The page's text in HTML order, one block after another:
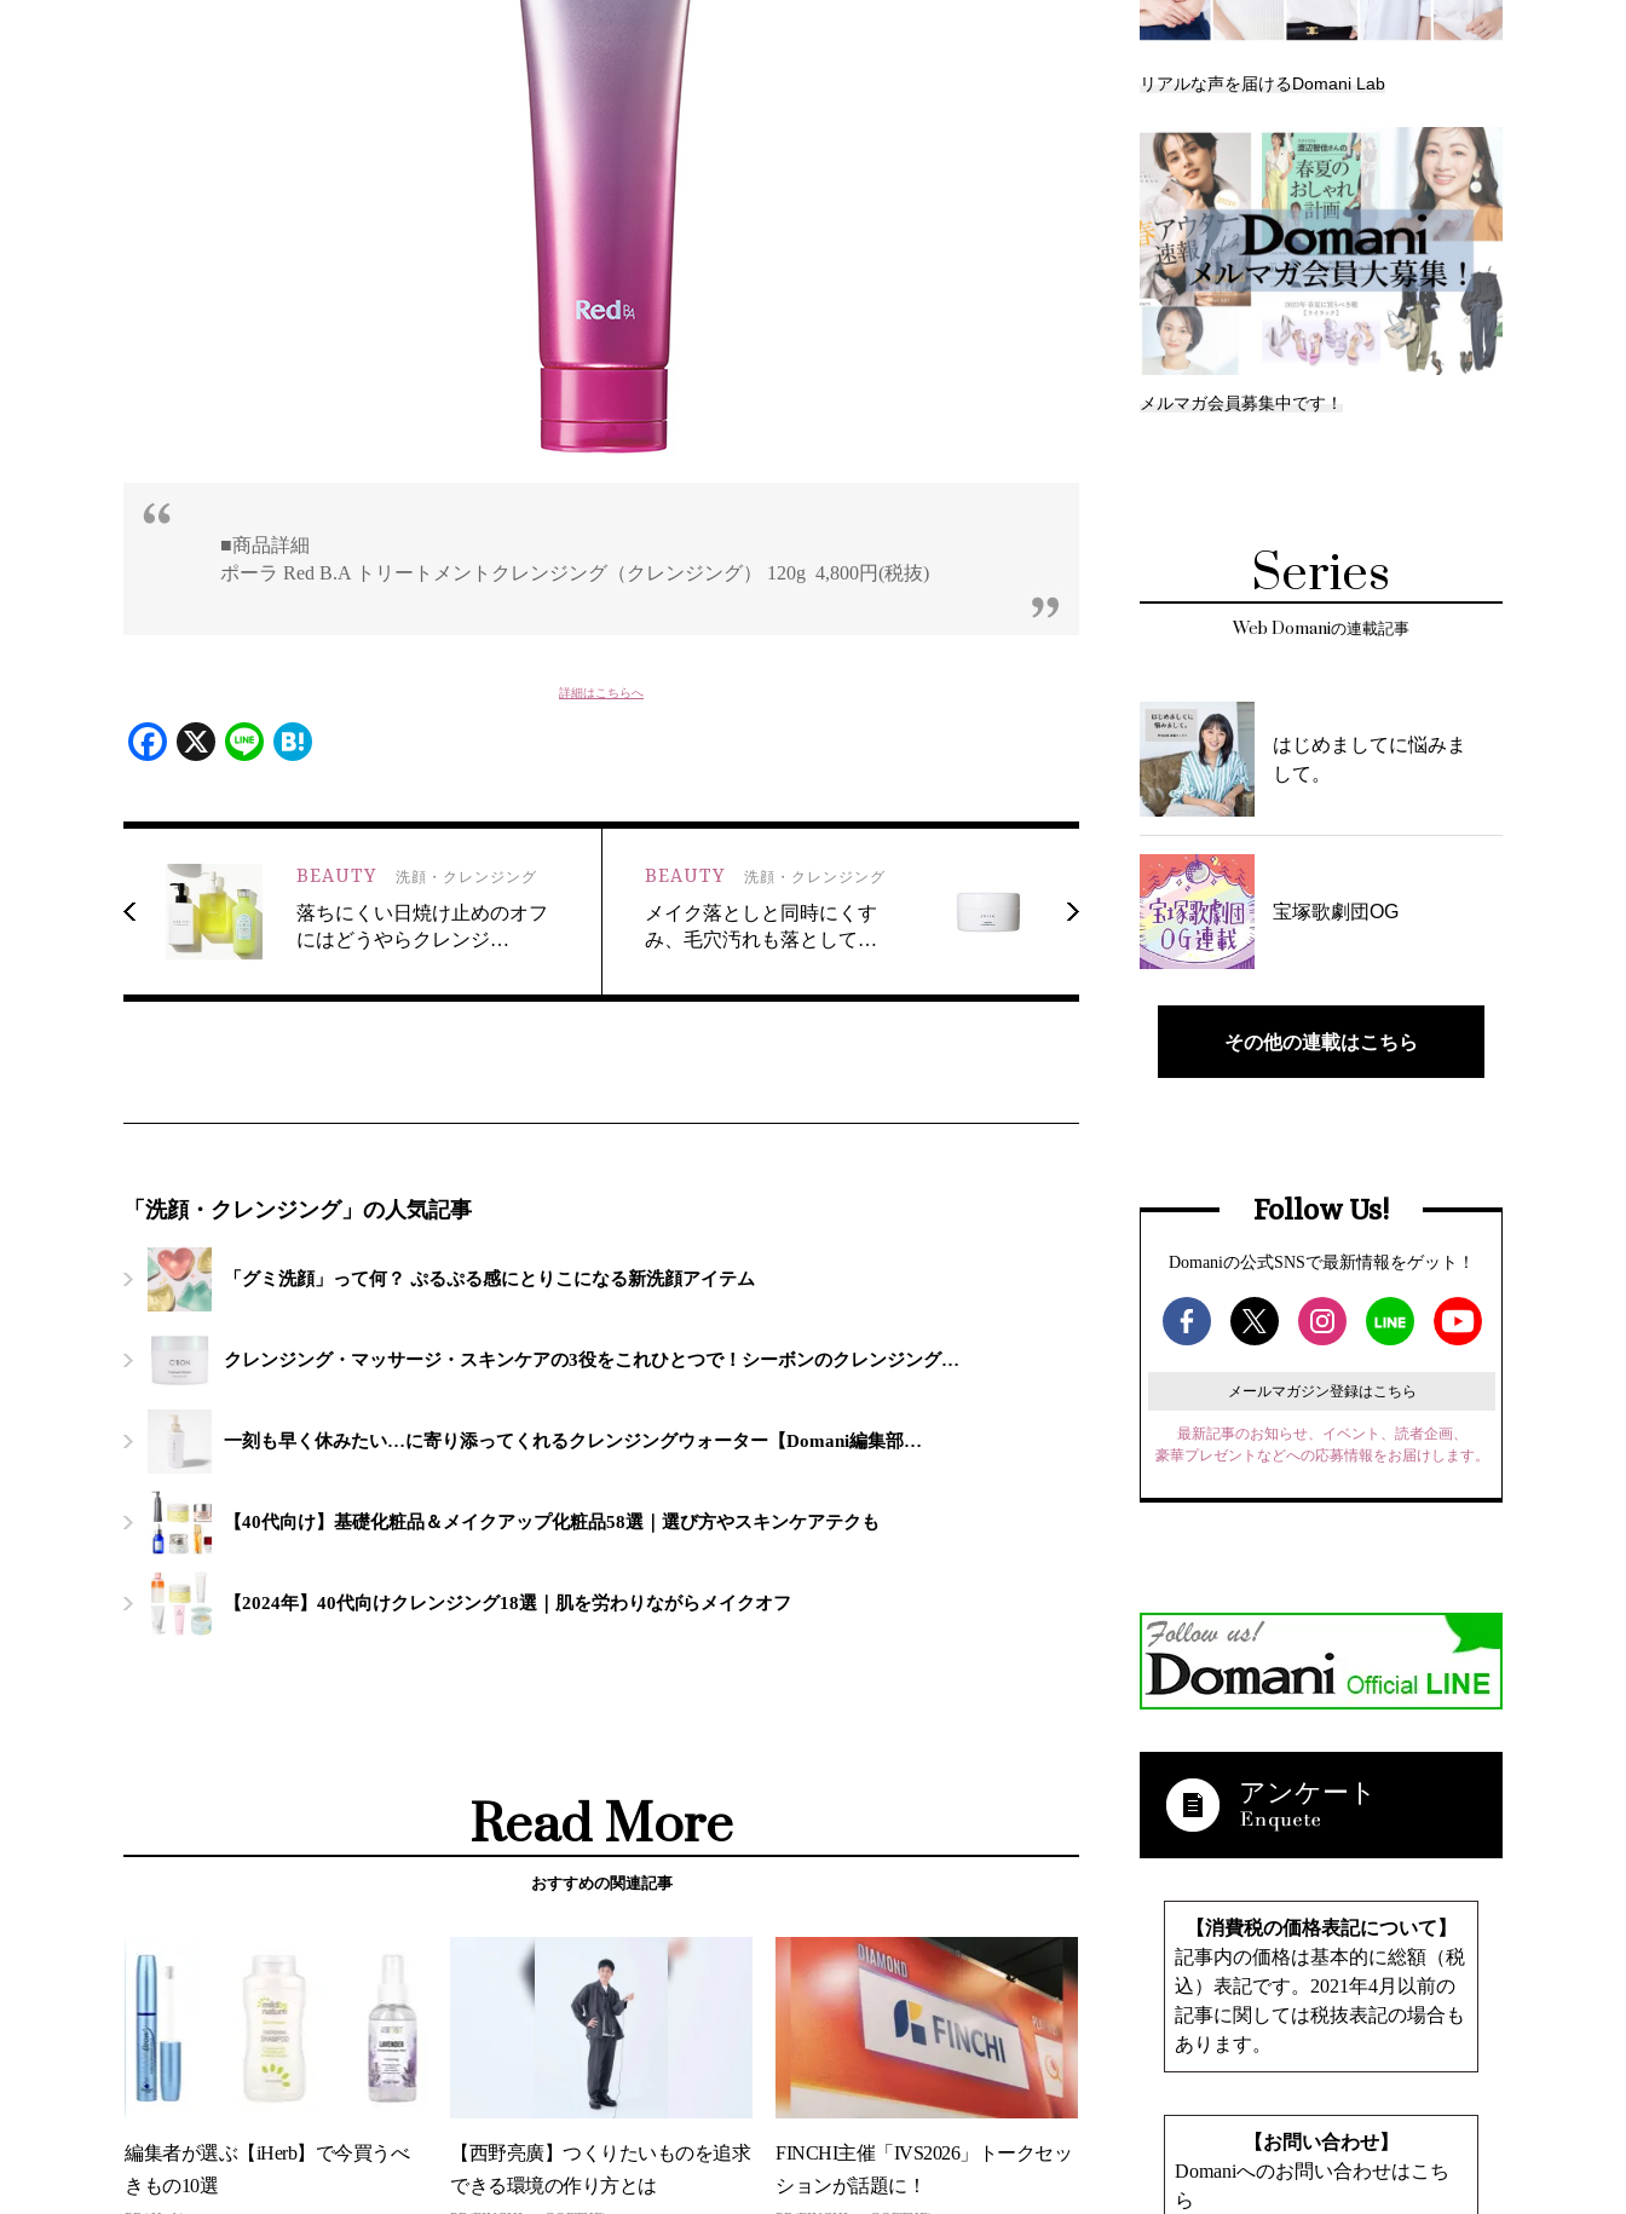
■商品詳細
ポーラ Red B.A トリートメントクレンジング（クレンジング） 120g 4,800円(税抜)
詳細はこちらへ
Facebook
X Line
BEAUTY 洗顔・クレンジング
落ちにくい日焼け止めのオフ
にはどうやらクレンジ…
BEAUTY 洗顔・クレンジング
メイク落としと同時にくす
み、毛穴汚れも落として…
「洗顔・クレンジング」の人気記事
「グミ洗顔」って何？ ぷるぷる感にとりこになる新洗顔アイテム
クレンジング・マッサージ・スキンケアの3役をこれひとつで！シーボンのクレンジング…
一刻も早く休みたい…に寄り添ってくれるクレンジングウォーター【Domani編集部…
【40代向け】基礎化粧品＆メイクアップ化粧品58選｜選び方やスキンケアテクも
【2024年】40代向けクレンジング18選｜肌を労わりながらメイクオフ
Read More
おすすめの関連記事
編集者が選ぶ【iHerb】で今買うべ
きもの10選
【西野亮廣】つくりたいものを追求
できる環境の作り方とは
FINCHI主催「IVS2026」トークセッ
ションが話題に！
リアルな声を届けるDomani Lab
メルマガ会員募集中です！
Series
Web Domaniの連載記事
はじめましてに悩みま
して。
宝塚歌劇団OG
その他の連載はこちら
Follow Us!
Domaniの公式SNSで最新情報をゲット！
メールマガジン登録はこちら
最新記事のお知らせ、イベント、読者企画、
豪華プレゼントなどへの応募情報をお届けします。
アンケート
【消費税の価格表記について】
記事内の価格は基本的に総額（税
込）表記です。2021年4月以前の
記事に関しては税抜表記の場合も
あります。
【お問い合わせ】
Domaniへのお問い合わせはこち
ら